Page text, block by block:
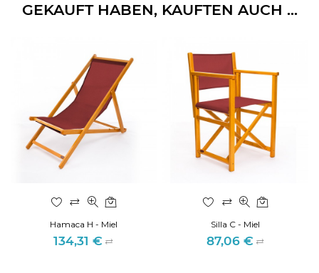
GEKAUFT HABEN, KAUFTEN AUCH ...
Hamaca H - Miel
Preis
134,31 €
Silla C - Miel
Preis
87,06 €